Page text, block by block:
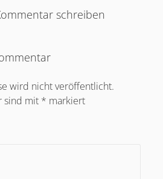
schreiben
wird nicht veröffentlicht.
sind mit * markiert